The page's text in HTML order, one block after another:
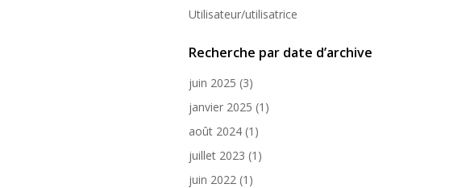
Utilisateur/utilisatrice
Recherche par date d’archive
juin 2025 (3)
janvier 2025 (1)
août 2024 (1)
juillet 2023 (1)
juin 2022 (1)